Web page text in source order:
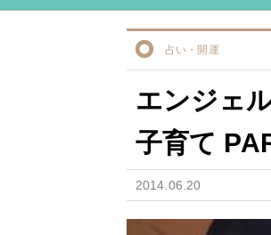
占い・開運
エンジェ
子育て
2014.06.20